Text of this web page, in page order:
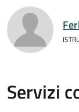
Servizi